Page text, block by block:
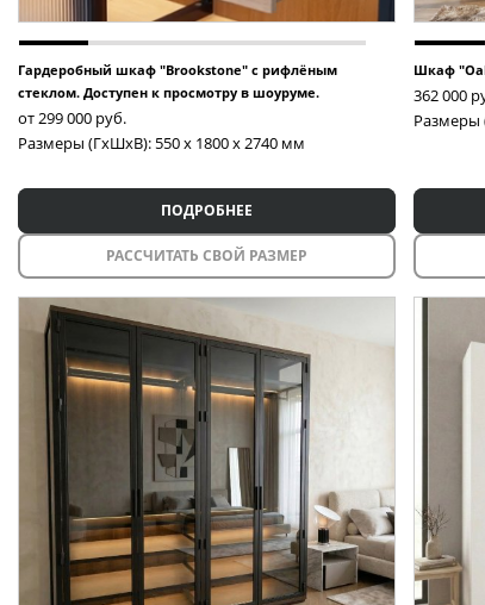
Гардеробный шкаф "Brookstone" с рифлёным
стеклом. Доступен к просмотру в шоуруме.
от 299 000 руб.
Размеры (ГxШxВ): 550 x 1800 x 2740 мм
ПОДРОБНЕЕ
РАССЧИТАТЬ СВОЙ РАЗМЕР
Шкаф
362 000
Размеры